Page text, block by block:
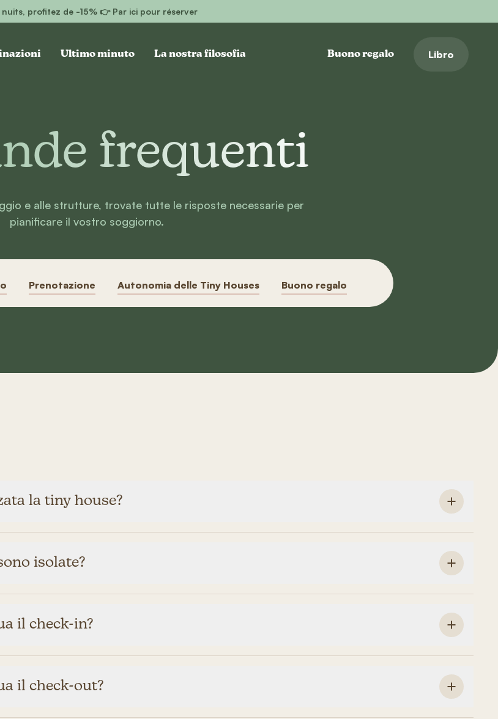
nuits, profitez de -15% 👉 Par ici pour réserver
Ultimo minuto La nostra filosofia Buono regalo Libro
frequenti
e alle strutture, trovate tutte le risposte necessarie per
pianificare il vostro soggiorno.
Prenotazione Autonomia delle Tiny Houses Buono regalo
la tiny house?
isolate?
il check-in?
il check-out?